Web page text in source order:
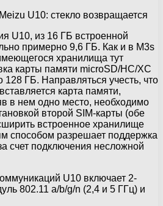
U10, из 16 ГБ встроенной
примерно 9,6 ГБ. Как и в M3s
хранилища тут
карты памяти microSD/HC/XC
ГБ. Направляться учесть, что
карта памяти,
в нем одно место, необходимо
второй SIM-карты (обе
встроенное хранилище
способом разрешает поддержка
счет подключения несложной
U10 включает 2-
802.11 a/b/g/n (2,4 и 5 ГГц) и